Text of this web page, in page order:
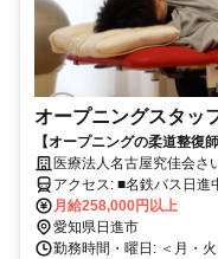
オープニングスタッ
【オープニングの柔道整復
コメディカルとして活躍！
医療法人名古屋究佳会さ
アクセス: ■名鉄バ
月給258,000円以上
愛知県日進市
勤務時間・曜日: ＜月・